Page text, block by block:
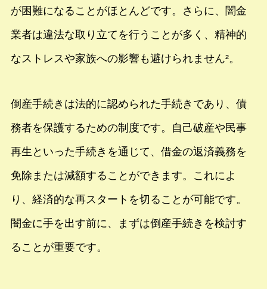
が困難になることがほとんどです。さらに、闇金
業者は違法な取り立てを行うことが多く、精神的
なストレスや家族への影響も避けられません²。
倒産手続きは法的に認められた手続きであり、債
務者を保護するための制度です。自己破産や民事
再生といった手続きを通じて、借金の返済義務を
免除または減額することができます。これによ
り、経済的な再スタートを切ることが可能です。
闇金に手を出す前に、まずは倒産手続きを検討す
ることが重要です。